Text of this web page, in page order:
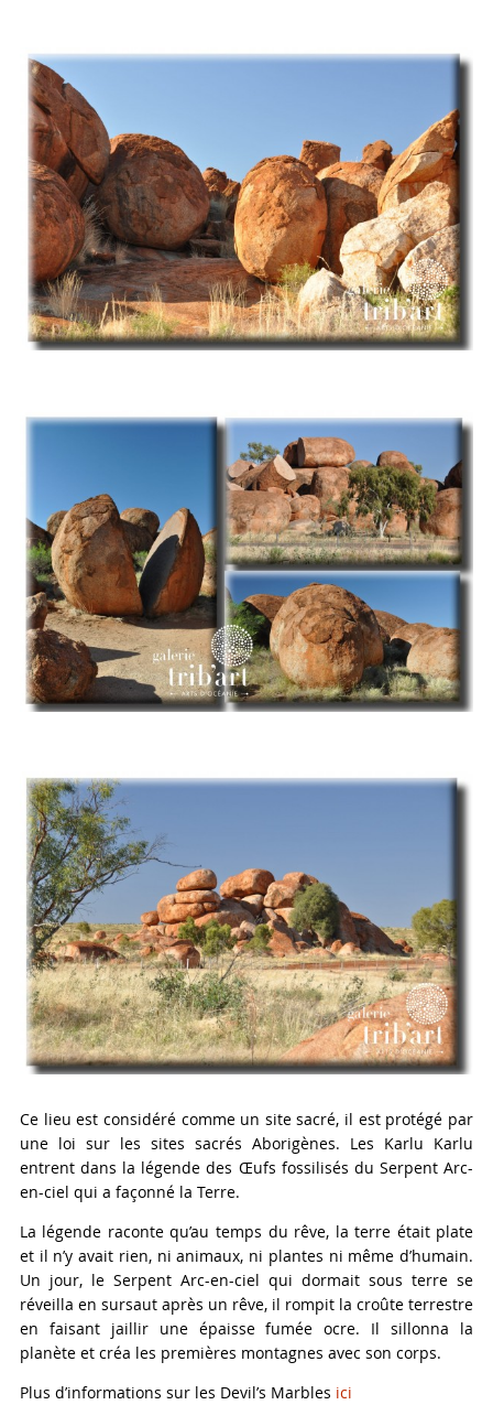
Ce lieu est considéré comme un site sacré, il est protégé par
une loi sur les sites sacrés Aborigènes. Les Karlu Karlu
entrent dans la légende des Œufs fossilisés du Serpent Arc-
en-ciel qui a façonné la Terre.
La légende raconte qu’au temps du rêve, la terre était plate
et il n’y avait rien, ni animaux, ni plantes ni même d’humain.
Un jour, le Serpent Arc-en-ciel qui dormait sous terre se
réveilla en sursaut après un rêve, il rompit la croûte terrestre
en faisant jaillir une épaisse fumée ocre. Il sillonna la
planète et créa les premières montagnes avec son corps.
Plus d’informations sur les Devil’s Marbles ici